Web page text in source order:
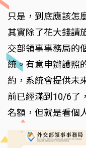
只是，到底應該怎
其實除了花大錢請
交部領事事務局的
統。有意申辦護照
約，系統會提供未
前已經滿到10/6了
名額，但就是看個